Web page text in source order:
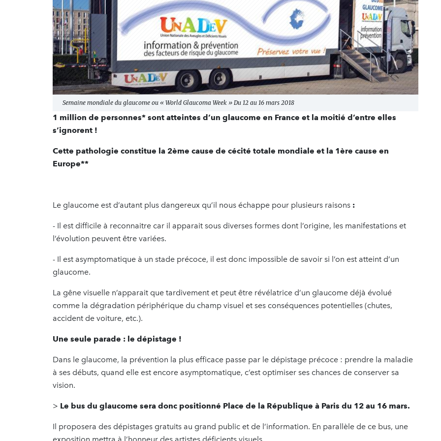
Semaine mondiale du glaucome ou « World Glaucoma Week » Du 12 au 16 mars 2018
1 million de personnes* sont atteintes d’un glaucome en France et la moitié d’entre elles
s’ignorent !
Cette pathologie constitue la 2ème cause de cécité totale mondiale et la 1ère cause en
Europe**
Le glaucome est d’autant plus dangereux qu’il nous échappe pour plusieurs raisons :
- Il est difficile à reconnaitre car il apparait sous diverses formes dont l’origine, les manifestations et
l’évolution peuvent être variées.
- Il est asymptomatique à un stade précoce, il est donc impossible de savoir si l’on est atteint d’un
glaucome.
La gêne visuelle n’apparait que tardivement et peut être révélatrice d’un glaucome déjà évolué
comme la dégradation périphérique du champ visuel et ses conséquences potentielles (chutes,
accident de voiture, etc.).
Une seule parade : le dépistage !
Dans le glaucome, la prévention la plus efficace passe par le dépistage précoce : prendre la maladie
à ses débuts, quand elle est encore asymptomatique, c’est optimiser ses chances de conserver sa
vision.
> Le bus du glaucome sera donc positionné Place de la République à Paris du 12 au 16 mars.
Il proposera des dépistages gratuits au grand public et de l’information. En parallèle de ce bus, une
exposition mettra à l’honneur des artistes déficients visuels.